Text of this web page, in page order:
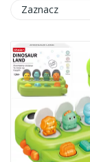
Zaznacz